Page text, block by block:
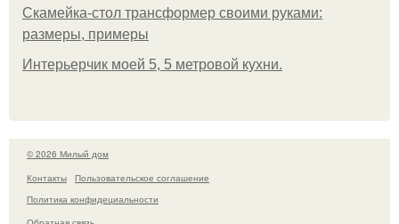
Скамейка-стол трансформер своими руками:
размеры, примеры
Интерьерчик моей 5, 5 метровой кухни.
© 2026 Милый дом
Контакты
Пользовательское соглашение
Политика конфидециальности